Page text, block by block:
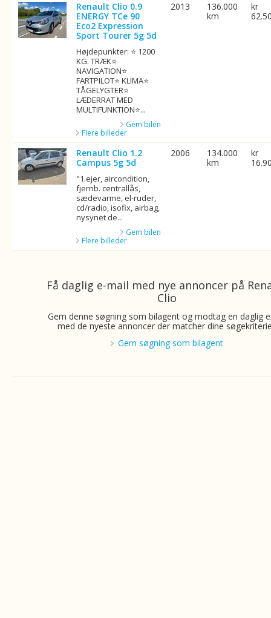
Renault Clio 0.9
ENERGY TCe 90
Eco2 Expression
Sport Tourer 5g 5d
Højdepunkter: ⭐ 1200
KG. TRÆK⭐
NAVIGATION⭐
FARTPILOT⭐ KLIMA⭐
TÅGELYGTER⭐
LÆDERRAT MED
MULTIFUNKTION⭐...
Gem bilen
Flere billeder
2013
136.000
km
kr
Renault Clio 1.2
Campus 5g 5d
"1.ejer, aircondition,
fjernb. centrallås,
sædevarme, el-ruder,
cd/radio, isofix, airbag,
nysynet de...
Gem bilen
Flere billeder
2006
134.000
km
kr
Få daglig e-mail med nye annoncer på
Clio
Gem denne søgning som bilagent og modtag en daglig
med de nyeste annoncer der matcher dine
Gem søgning som bilagent